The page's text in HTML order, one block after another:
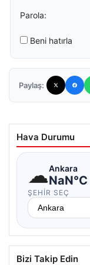
Parola:
Beni hatırla
Paylaş:
Hava Durumu
☁Ankara
NaN°C
ŞEHIR SEÇ
Bizi Takip Edin